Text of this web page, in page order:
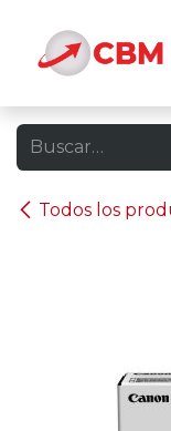
Todos los